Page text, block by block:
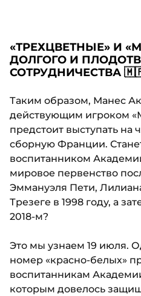
«ТРЕХЦВЕТНЫЕ» И
ДОЛГОГО И
СОТРУДНИЧЕСТВА
Таким образом, Манес
действующим игроком
предстоит выступать на
сборную Франции.
воспитанником
мировое первенство
Эммануэля Пети,
Трезеге в 1998 году, а
2018-м?
Это мы узнаем 19 июля.
номер «красно-белых»
воспитанникам
которым довелось